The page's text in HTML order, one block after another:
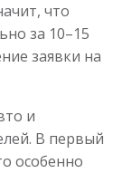
000 ₽
21 дня
что
за 10–15
заявки на
и
В первый
особенно